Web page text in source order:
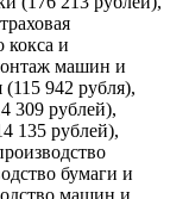
кокса и
машин и
942 рубля),
309 рублей),
135 рублей),
бумаги и
машин и